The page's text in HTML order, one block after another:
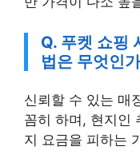
Q. 푸켓 쇼
법은 무엇인
꼼히 하며, 현지인
지 요금을 피하는